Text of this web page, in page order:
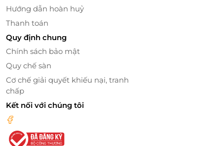
Thư giãn tại nhà hàng, quán cà phê sân
thượng
Một trải nghiệm khó quên tại Brown Dot Hotel chính
là khu nhà hàng, quán cà phê sân thượng với sân
hiên vườn, nơi bạn vừa được thưởng thức những
món ăn hấp dẫn từ ẩm thực Việt Nam cũng như
Hướng dẫn hoàn huỷ
Thanh toán
Quy định chung
Chính sách bảo mật
Quy chế sàn
Cơ chế giải quyết khiếu nại, tranh
chấp
Kết nối với chúng tôi